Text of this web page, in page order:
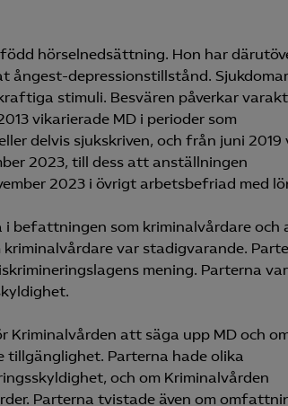
hörselnedsättning. Hon har
ångest-depressionstillstånd.
stimuli. Besvären påverkar
vikarierade MD i perioder som
delvis sjukskriven, och från juni 2019
2023, till dess att anställningen
2023 i övrigt arbetsbefriad med
i befattningen som kriminalvårdare och
var stadigvarande.
mening. Parterna var
att säga upp MD och
tillgänglighet. Parterna hade olika
och om Kriminalvården
Parterna tvistade även om